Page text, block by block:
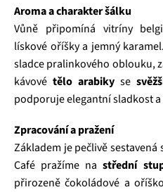
Aroma a charakter šálku
Vůně připomíná vitríny
lískové oříšky a jemný
sladce pralinkového oblouku,
kávové tělo arabiky se
podporuje elegantní sladkost
Zpracování a pražení
Základem je pečlivě sestavená
Café pražíme nastřední
přirozeně čokoládové a